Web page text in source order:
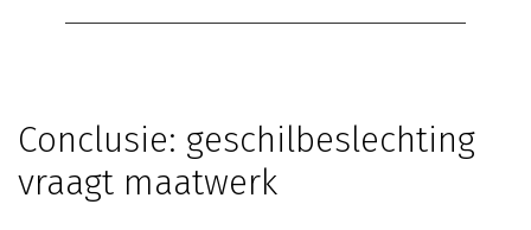
Conclusie: geschilbeslechting
vraagt maatwerk